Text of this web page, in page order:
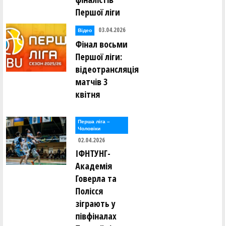
Оксана Ягодзинська ()
Total players: 45
Першої ліги
Відео 03.04.2026
Фінал восьми
Першої ліги:
відеотрансляція
матчів 3
квітня
Перша лiга –
Чоловiки
02.04.2026
ІФНТУНГ-
Академія
Говерла та
Полісся
зіграють у
півфіналах